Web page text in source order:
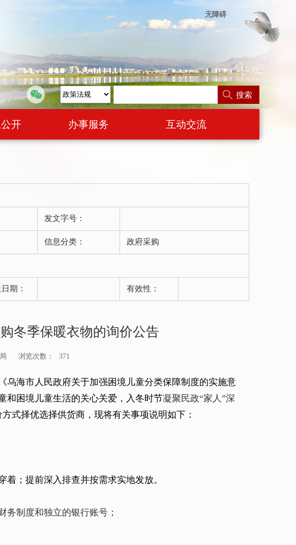
无障碍
搜索
开 办事服务 互动交流
发文字号：
信息分类： 政府采购
期： 有效性：
冬季保暖衣物的询价公告
浏览次数： 371
《乌海市人民政府关于加强困境儿童分类保障制度的实施意
和 困境儿童生活的关心关爱， 入冬时节凝聚民政“家人”深
方式择优选择供货商 ，现将有关事项说明如下：
；提前深入排查并按需求实地发放。
务制度和独立的银行账号；